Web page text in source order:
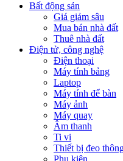
Bất động sản
Giá giảm sâu
Mua bán nhà đất
Thuê nhà đất
Điện tử, công nghệ
Điện thoại
Máy tính bảng
Laptop
Máy tính để bàn
Máy ảnh
Máy quay
Âm thanh
Ti vi
Thiết bị đeo
Phụ kiện